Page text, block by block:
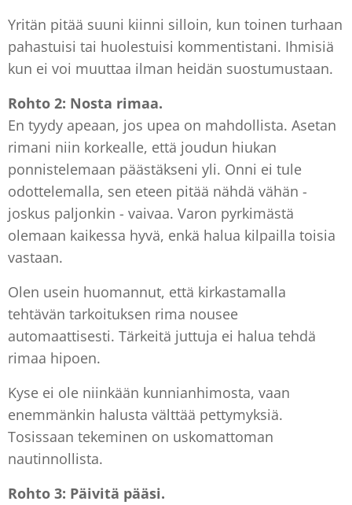
Yritän pitää suuni kiinni silloin, kun toinen turhaan
pahastuisi tai huolestuisi kommentistani. Ihmisiä
kun ei voi muuttaa ilman heidän suostumustaan.
Rohto 2: Nosta rimaa.
En tyydy apeaan, jos upea on mahdollista. Asetan
rimani niin korkealle, että joudun hiukan
ponnistelemaan päästäkseni yli. Onni ei tule
odottelemalla, sen eteen pitää nähdä vähän -
joskus paljonkin - vaivaa. Varon pyrkimästä
olemaan kaikessa hyvä, enkä halua kilpailla toisia
vastaan.
Olen usein huomannut, että kirkastamalla
tehtävän tarkoituksen rima nousee
automaattisesti. Tärkeitä juttuja ei halua tehdä
rimaa hipoen.
Kyse ei ole niinkään kunnianhimosta, vaan
enemmänkin halusta välttää pettymyksiä.
Tosissaan tekeminen on uskomattoman
nautinnollista.
Rohto 3: Päivitä pääsi.